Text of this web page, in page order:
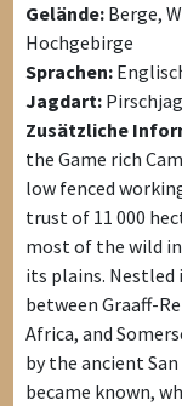
Gelände: Berge,
Hochgebirge
Sprachen:
Jagdart:
Zusätzliche
the Game rich
low fenced
trust of 11 000
most of the wild
its plains. Nestled
between Graaff-
Africa, and
by the ancient
became known,